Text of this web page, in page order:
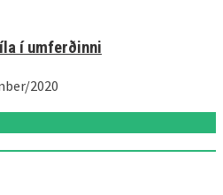
í umferðinni
2020